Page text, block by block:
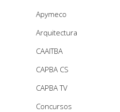
Apymeco
Arquitectura
CAAITBA
CAPBA CS
CAPBA TV
Concursos